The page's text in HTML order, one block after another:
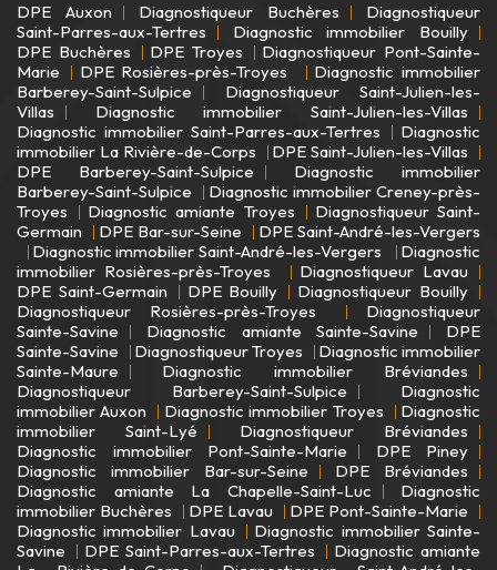
DPE Auxon Diagnostiqueur Buchères
Diagnostiqueur
Saint-Parres-aux-Tertres
Diagnostic immobilier Bouilly
DPE Buchères
DPE Troyes
Diagnostiqueur Pont-Sainte-
Marie
DPE Rosières-près-Troyes
Diagnostic immobilier
Barberey-Saint-Sulpice
Diagnostiqueur Saint-Julien-les-
Villas
Diagnostic immobilier Saint-Julien-les-Villas
Diagnostic immobilier Saint-Parres-aux-Tertres
Diagnostic
immobilier La Rivière-de-Corps
DPE Saint-Julien-les-Villas
DPE Barberey-Saint-Sulpice
Diagnostic immobilier
Barberey-Saint-Sulpice
Diagnostic immobilier Creney-près-
Troyes
Diagnostic amiante Troyes
Diagnostiqueur Saint-
Germain
DPE Bar-sur-Seine
DPE Saint-André-les-Vergers
Diagnostic immobilier Saint-André-les-Vergers
Diagnostic
immobilier Rosières-près-Troyes
Diagnostiqueur Lavau
DPE Saint-Germain
DPE Bouilly
Diagnostiqueur Bouilly
Diagnostiqueur Rosières-près-Troyes
Diagnostiqueur
Sainte-Savine
Diagnostic amiante Sainte-Savine
DPE
Sainte-Savine
Diagnostiqueur Troyes
Diagnostic immobilier
Sainte-Maure
Diagnostic immobilier Bréviandes
Diagnostiqueur Barberey-Saint-Sulpice
Diagnostic
immobilier Auxon
Diagnostic immobilier Troyes
Diagnostic
immobilier Saint-Lyé
Diagnostiqueur Bréviandes
Diagnostic immobilier Pont-Sainte-Marie
DPE Piney
Diagnostic immobilier Bar-sur-Seine
DPE Bréviandes
Diagnostic amiante La Chapelle-Saint-Luc
Diagnostic
immobilier Buchères
DPE Lavau
DPE Pont-Sainte-Marie
Diagnostic immobilier Lavau
Diagnostic immobilier Sainte-
Savine
DPE Saint-Parres-aux-Tertres
Diagnostic amiante